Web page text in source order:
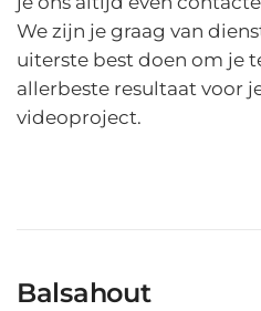
We zijn je graag van
uiterste best doen om je
allerbeste resultaat voor
videoproject.
Balsahout